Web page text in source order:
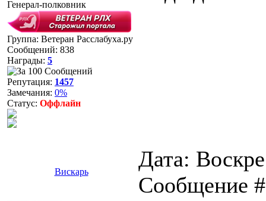
Генерал-полковник
Группа: Ветеран Расслабуха.ру
Сообщений: 838
Награды: 5
Репутация: 1457
Замечания: 0%
Статус: Оффлайн
Вискарь
Дата:
Сообщение